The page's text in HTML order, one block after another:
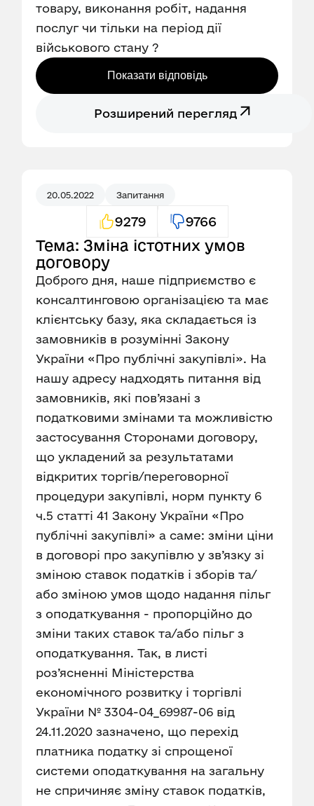
товару, виконання робіт, надання
послуг чи тільки на період дії
військового стану ?
Показати відповідь
Розширений перегляд
20.05.2022 Запитання
9279 9766
Тема: Зміна істотних умов
договору
Доброго дня, наше підприємство є
консалтинговою організацією та має
клієнтську базу, яка складається із
замовників в розумінні Закону
України «Про публічні закупівлі». На
нашу адресу надходять питання від
замовників, які пов’язані з
податковими змінами та можливістю
застосування Сторонами договору,
що укладений за результатами
відкритих торгів/переговорної
процедури закупівлі, норм пункту 6
ч.5 статті 41 Закону України «Про
публічні закупівлі» а саме: зміни ціни
в договорі про закупівлю у зв’язку зі
зміною ставок податків і зборів та/
або зміною умов щодо надання пільг
з оподаткування - пропорційно до
зміни таких ставок та/або пільг з
оподаткування. Так, в листі
роз’ясненні Міністерства
економічного розвитку і торгівлі
України № 3304-04_69987-06 від
24.11.2020 зазначено, що перехід
платника податку зі спрощеної
системи оподаткування на загальну
не спричиняє зміну ставок податків,